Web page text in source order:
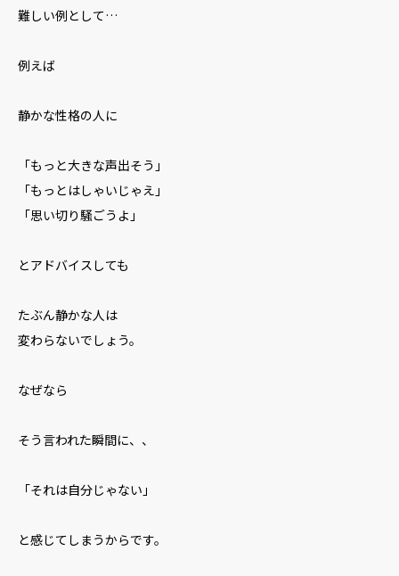
難しい例として…
例えば
静かな性格の人に
「もっと大きな声出そう」
「もっとはしゃいじゃえ」
「思い切り騒ごうよ」
とアドバイスしても
たぶん静かな人は
変わらないでしょう。
なぜなら
そう言われた瞬間に、、
「それは自分じゃない」
と感じてしまうからです。